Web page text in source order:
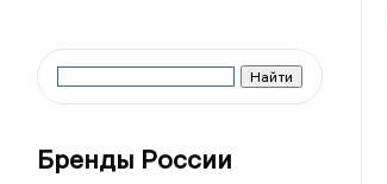
Бренды России